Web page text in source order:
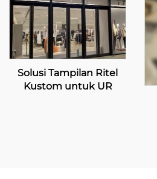
Solusi Tampilan Ritel
Kustom untuk UR